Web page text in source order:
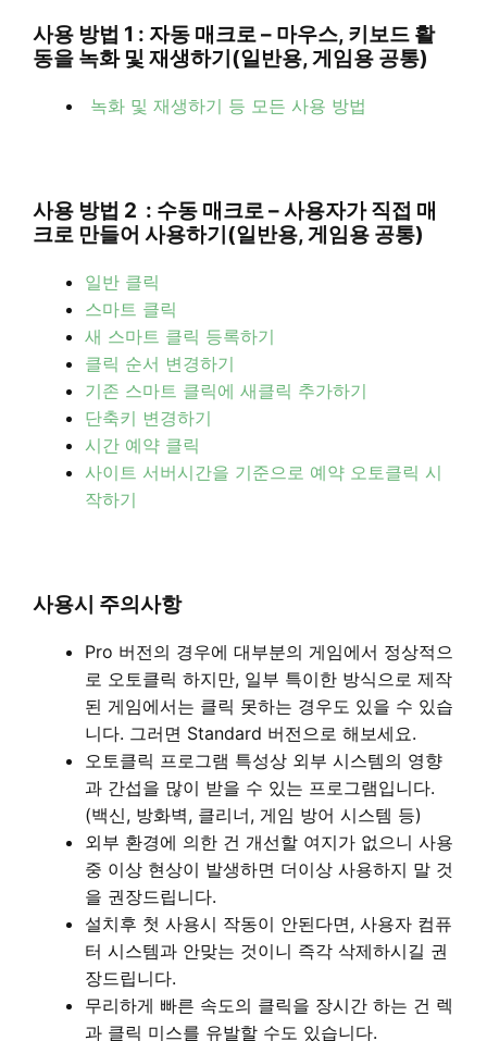
사용 방법 1 : 자동 매크로 – 마우스, 키보드 활
동을 녹화 및 재생하기(일반용, 게임용 공통)
녹화 및 재생하기 등 모든 사용 방법
사용 방법 2 : 수동 매크로 – 사용자가 직접 매
크로 만들어 사용하기(일반용, 게임용 공통)
일반 클릭
스마트 클릭
새 스마트 클릭 등록하기
클릭 순서 변경하기
기존 스마트 클릭에 새클릭 추가하기
단축키 변경하기
시간 예약 클릭
사이트 서버시간을 기준으로 예약 오토클릭 시
작하기
사용시 주의사항
Pro 버전의 경우에 대부분의 게임에서 정상적으
로 오토클릭 하지만, 일부 특이한 방식으로 제작
된 게임에서는 클릭 못하는 경우도 있을 수 있습
니다. 그러면 Standard 버전으로 해보세요.
오토클릭 프로그램 특성상 외부 시스템의 영향
과 간섭을 많이 받을 수 있는 프로그램입니다.
(백신, 방화벽, 클리너, 게임 방어 시스템 등)
외부 환경에 의한 건 개선할 여지가 없으니 사용
중 이상 현상이 발생하면 더이상 사용하지 말 것
을 권장드립니다.
설치후 첫 사용시 작동이 안된다면, 사용자 컴퓨
터 시스템과 안맞는 것이니 즉각 삭제하시길 권
장드립니다.
무리하게 빠른 속도의 클릭을 장시간 하는 건 렉
과 클릭 미스를 유발할 수도 있습니다.